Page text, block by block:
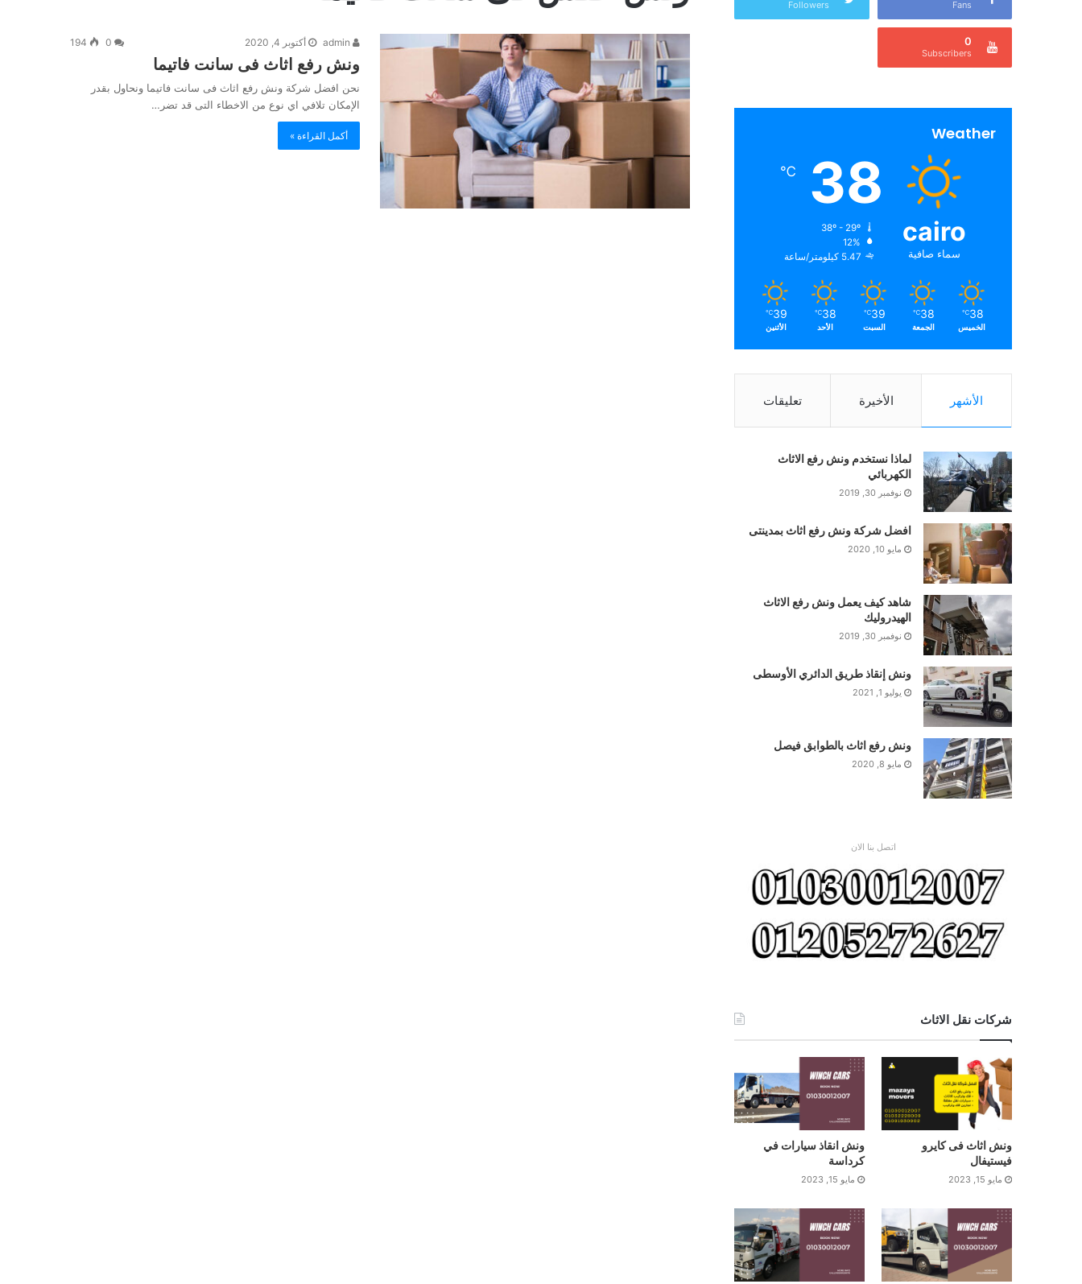
أكتوبر 4, 2020 0
194
ونش رفع اثاث فى سانت فاتيما
نحن افضل شركة ونش رفع اثاث فى سانت فاتيما ونحاول بقدر
الإمكان تلافي اي نوع من الاخطاء التى قد تضر…
أكمل القراءة »
Fans
Followers
0
Subscribers
Weather
cairo
سماء صافية
38
℃
12%
5.47 كيلومتر/ساعة
38
℃
الخميس
38
℃
الجمعة
39
℃
السبت
38
℃
الأحد
39
℃
الأثنين
الأشهر الأخيرة تعليقات
لماذا نستخدم ونش رفع الاثاث
الكهربائي
نوفمبر 30, 2019
افضل شركة ونش رفع اثاث بمدينتى
مايو 10, 2020
شاهد كيف يعمل ونش رفع الاثاث
الهيدروليك
نوفمبر 30, 2019
ونش إنقاذ طريق الدائري الأوسطى
يوليو 1, 2021
ونش رفع اثاث بالطوابق فيصل
مايو 8, 2020
اتصل بنا الان
شركات نقل الاثاث
ونش اثاث فى كايرو
فيستيفال
مايو 15, 2023
ونش انقاذ سيارات في
كرداسة
مايو 15, 2023